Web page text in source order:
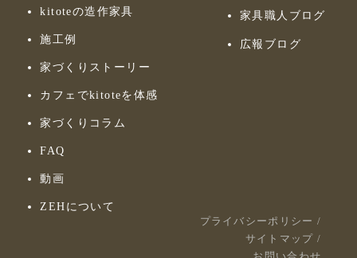
kitoteの造作家具
施工例
家づくりストーリー
カフェでkitoteを体感
家づくりコラム
FAQ
動画
ZEHについて
家具職人ブログ
広報ブログ
プライバシーポリシー /
サイトマップ /